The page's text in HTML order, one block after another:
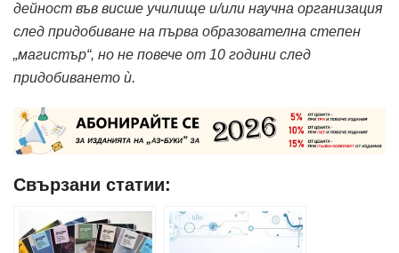
дейност във висше училище и/или научна организация
след придобиване на първа образователна степен
„магистър“, но не повече от 10 години след
придобиването ѝ.
Свързани статии: